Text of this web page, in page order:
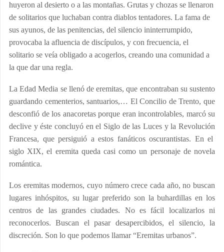
huyeron al desierto o a las montañas. Grutas y chozas se llenaron
de solitarios que luchaban contra diablos tentadores. La fama de
sus ayunos, de las penitencias, del silencio ininterrumpido,
provocaba la afluencia de discípulos, y con frecuencia, el
solitario se veía obligado a acogerlos, creando una comunidad a
la que dar una regla.
La Edad Media se llenó de eremitas, que encontraban su sustento
guardando cementerios, santuarios,… El Concilio de Trento, que
desconfió de los anacoretas porque eran incontrolables, marcó su
declive y éste concluyó en el Siglo de las Luces yla Revolución
Francesa, que persiguió a estos fanáticos oscurantistas. En el
siglo XIX, el eremita queda casi como un personaje de novela
romántica.
Los eremitas modernos, cuyo número crece cada año, no buscan
lugares inhóspitos, su lugar preferido son la buhardillas en los
centros de las grandes ciudades. No es fácil localizarlos ni
reconocerlos. Buscan el pasar desapercibidos, el silencio, la
discreción. Son lo que podemos llamar “Eremitas urbanos”.